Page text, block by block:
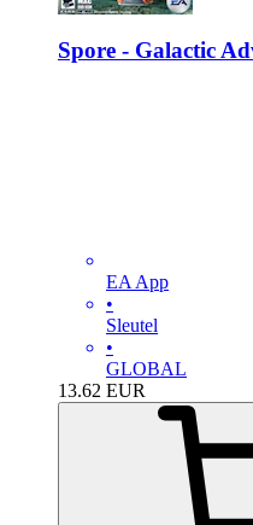
Spore - Galactic
EA App
•
Sleutel
•
GLOBAL
13.62 EUR